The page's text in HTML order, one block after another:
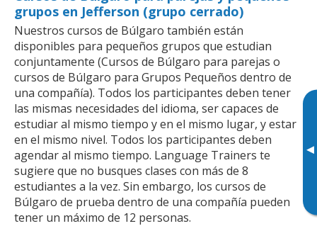
▸
grupos en Jefferson (grupo cerrado)
Nuestros cursos de Búlgaro también están
disponibles para pequeños grupos que estudian
conjuntamente (Cursos de Búlgaro para parejas o
cursos de Búlgaro para Grupos Pequeños dentro de
una compañía). Todos los participantes deben tener
las mismas necesidades del idioma, ser capaces de
estudiar al mismo tiempo y en el mismo lugar, y estar
en el mismo nivel. Todos los participantes deben
agendar al mismo tiempo. Language Trainers te
sugiere que no busques clases con más de 8
estudiantes a la vez. Sin embargo, los cursos de
Búlgaro de prueba dentro de una compañía pueden
tener un máximo de 12 personas.